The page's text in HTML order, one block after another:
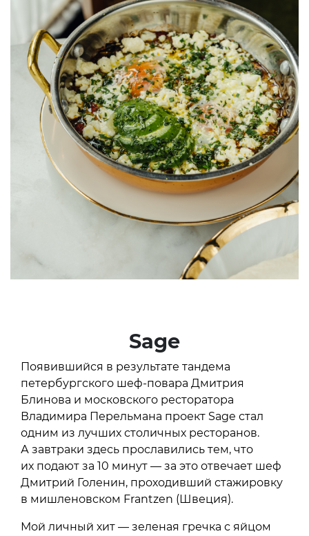
Sage
Появившийся в результате тандема
петербургского шеф-повара Дмитрия
Блинова и московского ресторатора
Владимира Перельмана проект Sage стал
одним из лучших столичных ресторанов.
А завтраки здесь прославились тем, что
их подают за 10 минут — за это отвечает шеф
Дмитрий Голенин, проходивший стажировку
в мишленовском Frantzen (Швеция).
Мой личный хит — зеленая гречка с яйцом